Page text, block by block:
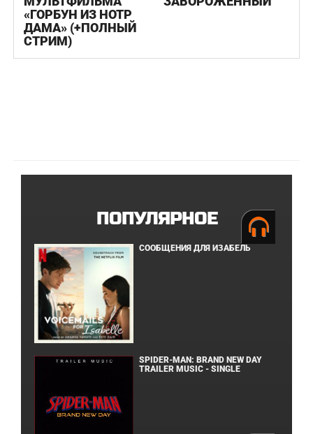
«ГОРБУН ИЗ НОТР
ДАМА» (+ПОЛНЫЙ
СТРИМ)
ПОПУЛЯРНОЕ
СООБЩЕНИЯ ДЛЯ ИЗАБЕЛЬ
SPIDER-MAN: BRAND NEW DAY
TRAILER MUSIC - SINGLE